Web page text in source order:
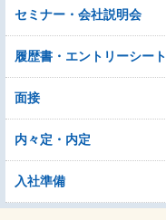
セミナー・会社説明会
履歴書・エントリーシート
面接
内々定・内定
入社準備